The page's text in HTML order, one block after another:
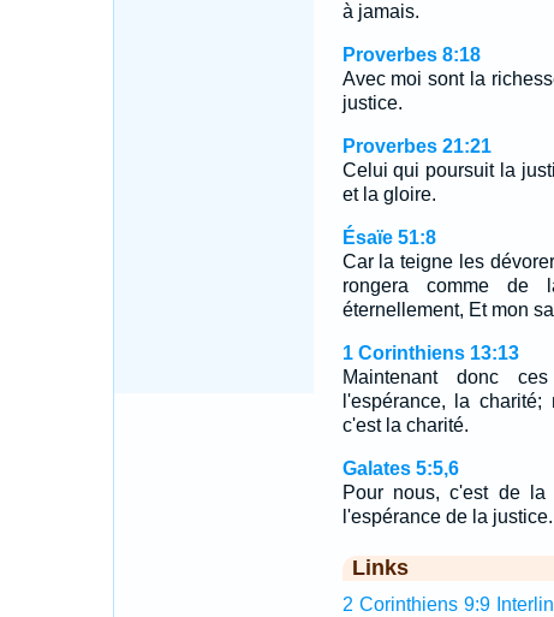
à jamais.
Proverbes 8:18
Avec moi sont la
justice.
Proverbes 21:21
Celui qui poursuit la
et la gloire.
Ésaïe 51:8
Car la teigne les
rongera comme de
éternellement, Et mon
1 Corinthiens 13:13
Maintenant donc
l'espérance, la
c'est la charité.
Galates 5:5,6
Pour nous, c'est de la
l'espérance de la
Links
2 Corinthiens 9:9